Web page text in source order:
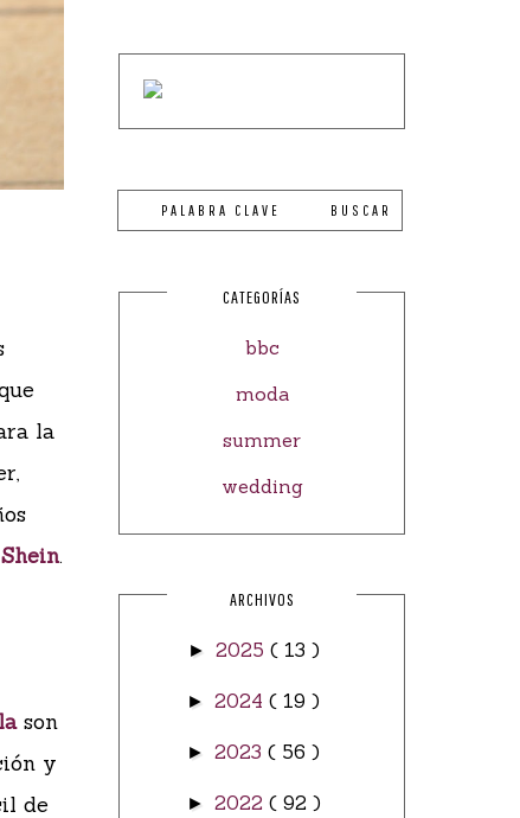
la
Shein.
son
y
de
CATEGORÍAS
bbc
moda
summer
wedding
ARCHIVOS
► 2025 ( 13 )
►2024( 19 )
►2023( 56 )
► 2022 ( 92 )